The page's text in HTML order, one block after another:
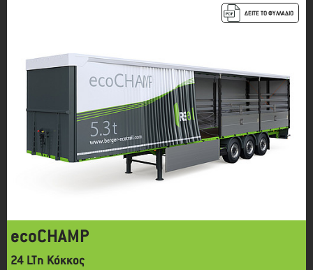
ecoCHAMP
24 LTn Κόκκος
ΔΕΙΤΕ ΤΟ ΦΥΛΛΑΔΙΟ